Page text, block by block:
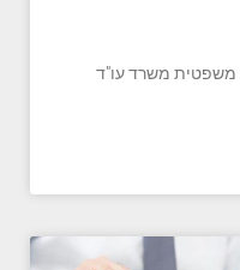
משפטית משרד עו"ד